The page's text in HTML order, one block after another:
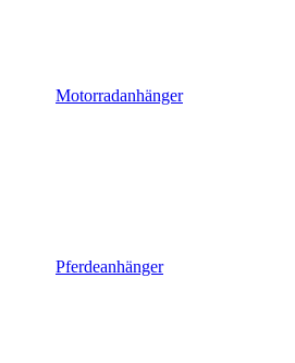
Motorradanhänger
Pferdeanhänger